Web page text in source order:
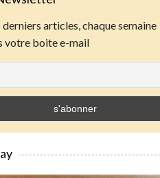
derniers articles, chaque semaine
votre boite e-mail